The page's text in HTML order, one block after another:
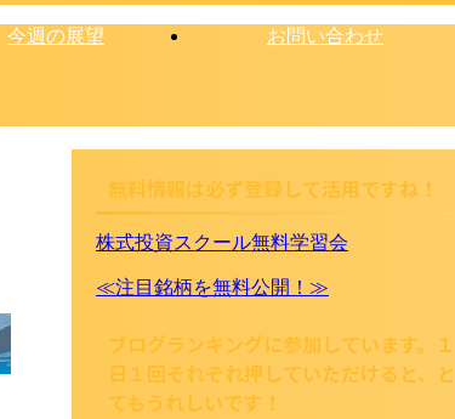
今週の展望 お問い合わせ
無料情報は必ず登録して活用ですね！
株式投資スクール無料学習会
≪注目銘柄を無料公開！≫
ブログランキングに参加しています。１
日１回それぞれ押していただけると、と
てもうれしいです！